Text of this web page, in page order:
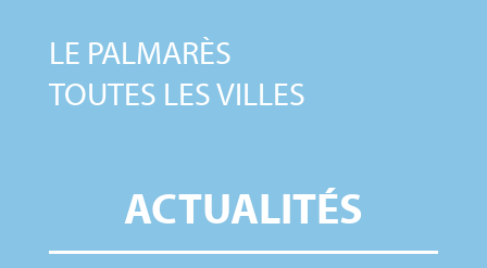
LE PALMARÈS
TOUTES LES VILLES
ACTUALITÉS